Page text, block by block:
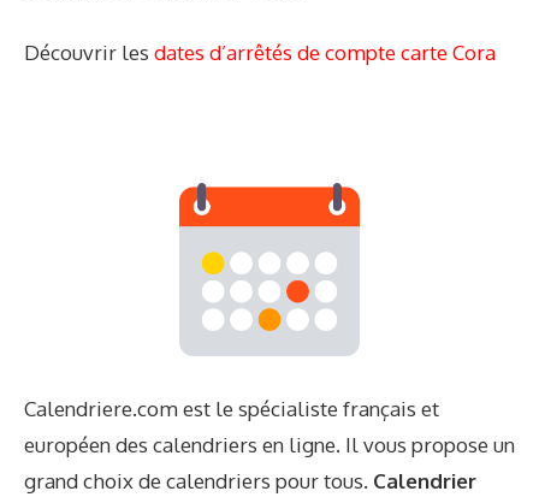
Découvrir les dates d’arrêtés de compte carte Cora
Calendriere.com est le spécialiste français et
européen des calendriers en ligne. Il vous propose un
grand choix de calendriers pour tous. Calendrier